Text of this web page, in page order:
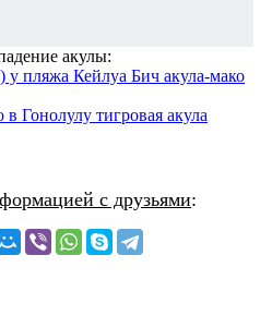
акулы:
пляжа Кейлуа Бич акула-мако
Гонолулу тигровая акула
с друзьями: